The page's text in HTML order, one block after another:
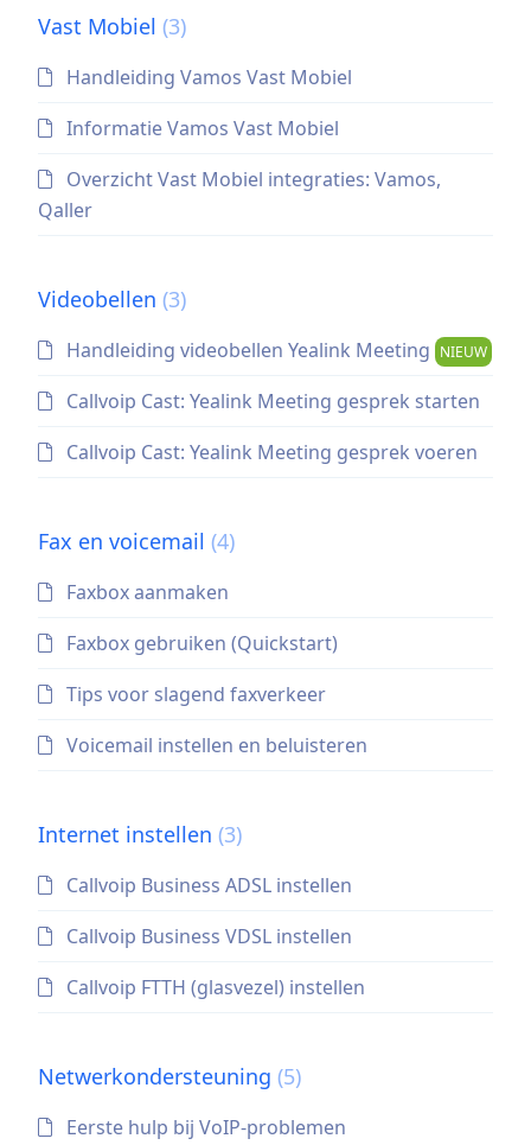
Vast Mobiel (3)
Handleiding Vamos Vast Mobiel
Informatie Vamos Vast Mobiel
Overzicht Vast Mobiel integraties: Vamos,
Qaller
Videobellen (3)
Handleiding videobellen Yealink Meeting NIEUW
Callvoip Cast: Yealink Meeting gesprek starten
Callvoip Cast: Yealink Meeting gesprek voeren
Fax en voicemail (4)
Faxbox aanmaken
Faxbox gebruiken (Quickstart)
Tips voor slagend faxverkeer
Voicemail instellen en beluisteren
Internet instellen (3)
Callvoip Business ADSL instellen
Callvoip Business VDSL instellen
Callvoip FTTH (glasvezel) instellen
Netwerkondersteuning (5)
Eerste hulp bij VoIP-problemen